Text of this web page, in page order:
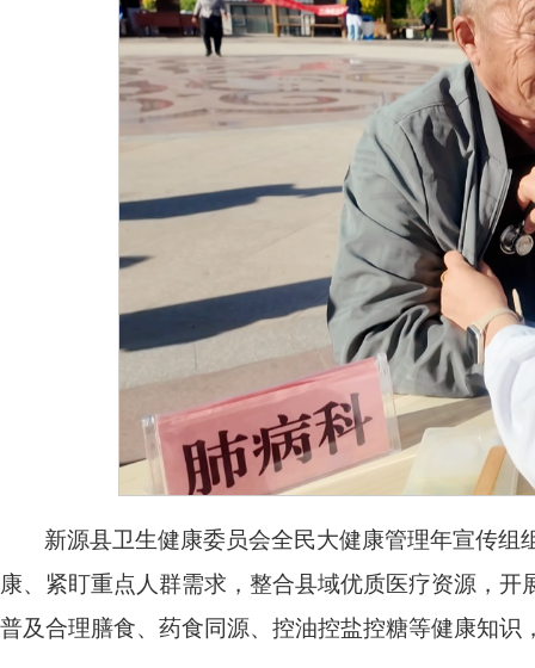
新源县卫生健康委员会全民大健康管理年宣传
康、紧盯重点人群需求，整合县域优质医疗资源，
普及合理膳食、药食同源、控油控盐控糖等健康知